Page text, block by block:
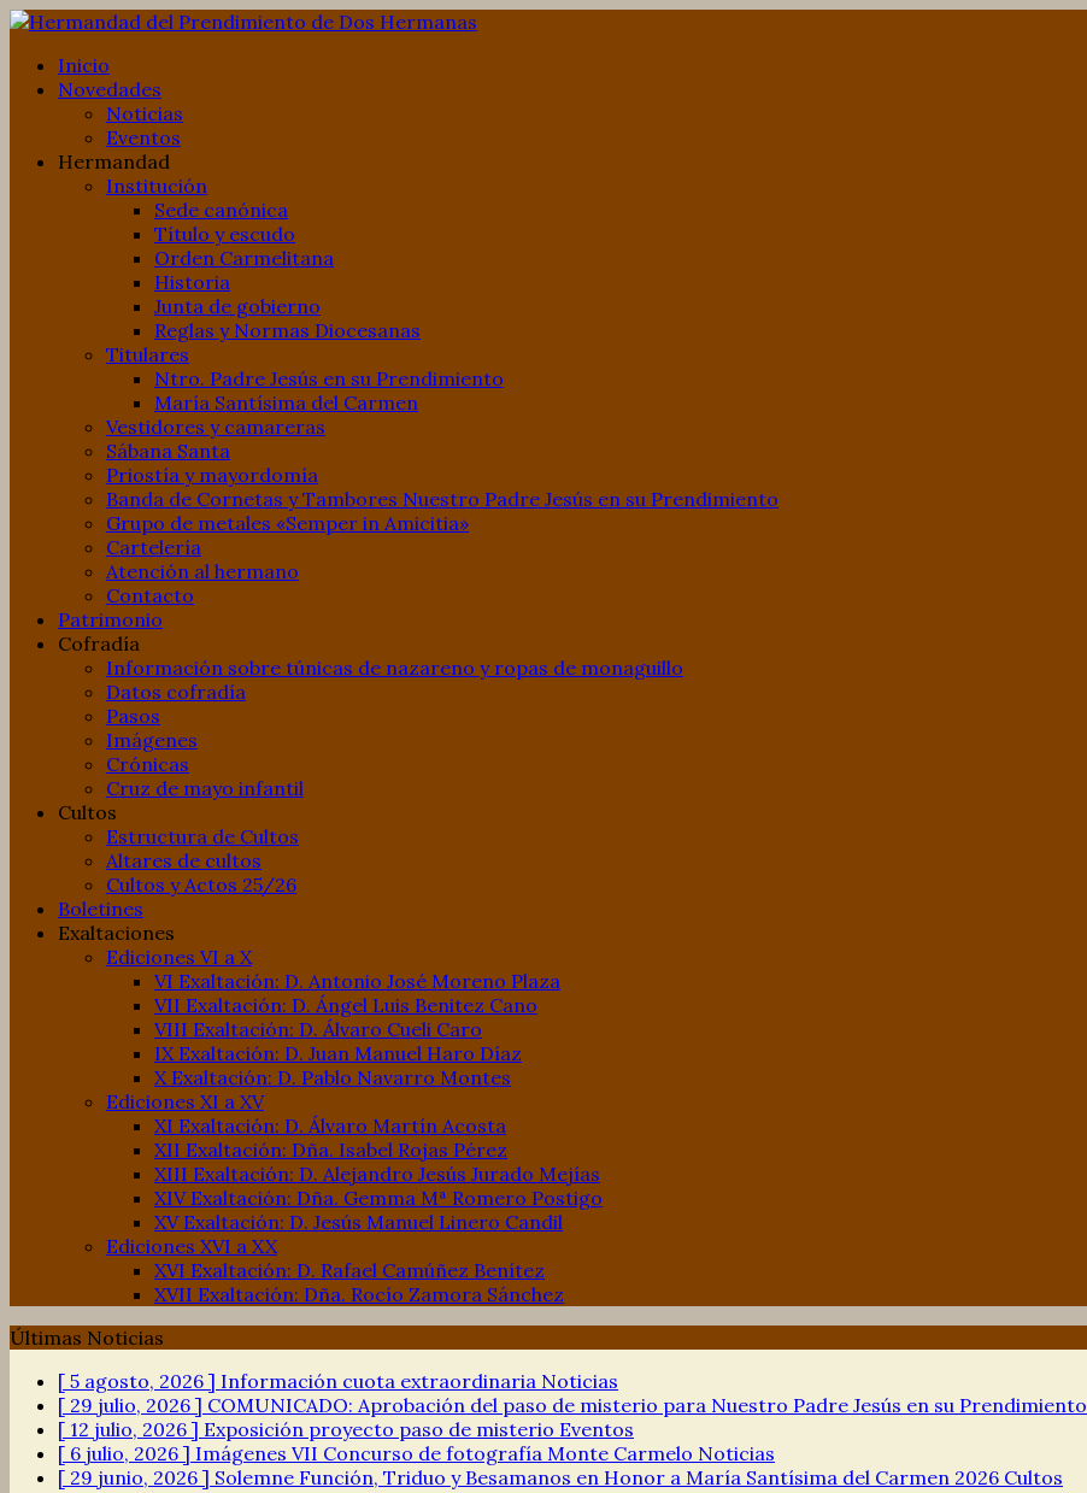
Inicio
Novedades
Noticias
Eventos
Hermandad
Institución
Sede canónica
Título y escudo
Orden Carmelitana
Historia
Junta de gobierno
Reglas y Normas Diocesanas
Titulares
Ntro. Padre Jesús en su Prendimiento
María Santísima del Carmen
Vestidores y camareras
Sábana Santa
Priostía y mayordomía
Banda de Cornetas y Tambores Nuestro Padre Jesús en su Prendimiento
Grupo de metales «Semper in Amicitia»
Cartelería
Atención al hermano
Contacto
Patrimonio
Cofradía
Información sobre túnicas de nazareno y ropas de monaguillo
Datos cofradía
Pasos
Imágenes
Crónicas
Cruz de mayo infantil
Cultos
Estructura de Cultos
Altares de cultos
Cultos y Actos 25/26
Boletines
Exaltaciones
Ediciones VI a X
VI Exaltación: D. Antonio José Moreno Plaza
VII Exaltación: D. Ángel Luis Benitez Cano
VIII Exaltación: D. Álvaro Cueli Caro
IX Exaltación: D. Juan Manuel Haro Díaz
X Exaltación: D. Pablo Navarro Montes
Ediciones XI a XV
XI Exaltación: D. Álvaro Martín Acosta
XII Exaltación: Dña. Isabel Rojas Pérez
XIII Exaltación: D. Alejandro Jesús Jurado Mejías
XIV Exaltación: Dña. Gemma Mª Romero Postigo
XV Exaltación: D. Jesús Manuel Linero Candil
Ediciones XVI a XX
XVI Exaltación: D. Rafael Camúñez Benítez
XVII Exaltación: Dña. Rocío Zamora Sánchez
Últimas Noticias
[ 5 agosto, 2026 ] Información cuota extraordinaria Noticias
[ 29 julio, 2026 ] COMUNICADO: Aprobación del paso de misterio para Nuestro Padre Jesús en su Prendimiento
[ 12 julio, 2026 ] Exposición proyecto paso de misterio Eventos
[ 6 julio, 2026 ] Imágenes VII Concurso de fotografía Monte Carmelo Noticias
[ 29 junio, 2026 ] Solemne Función, Triduo y Besamanos en Honor a María Santísima del Carmen 2026 Cultos